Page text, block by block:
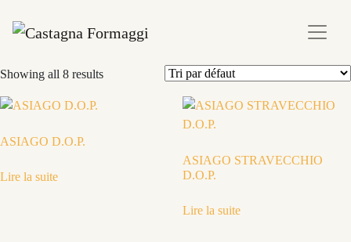
Showing all 8 results
ASIAGO D.O.P.
Lire la suite
ASIAGO STRAVECCHIO
D.O.P.
Lire la suite